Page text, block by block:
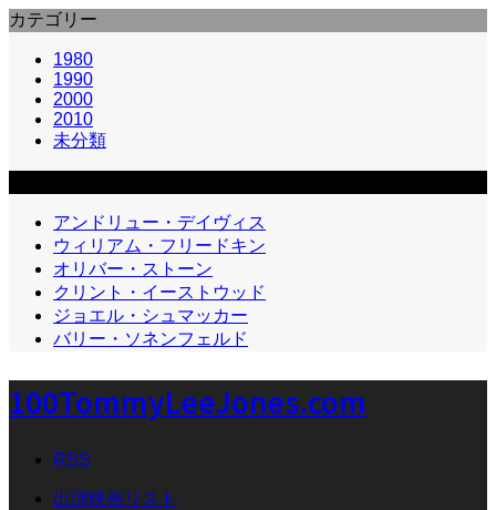
カテゴリー
1980
1990
2000
2010
未分類
アンドリュー・デイヴィス
ウィリアム・フリードキン
オリバー・ストーン
クリント・イーストウッド
ジョエル・シュマッカー
バリー・ソネンフェルド
100TommyLeeJones.com
RSS
出演映画リスト